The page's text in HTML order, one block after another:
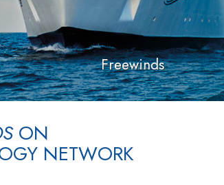
Freewinds
ON
NETWORK